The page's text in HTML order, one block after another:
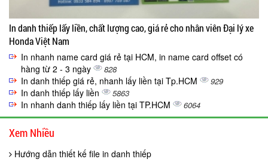
In danh thiếp lấy liền, chất lượng cao, giá rẻ cho nhân viên Đại lý xe
Honda Việt Nam
In nhanh name card giá rẻ tại HCM, in name card offset có
hàng từ 2 - 3 ngày
828
In danh thiếp giá rẻ, nhanh lấy liền tại Tp.HCM 929
In danh thiếp lấy liền 5863
In nhanh danh thiếp lấy liền tại TP.HCM 6064
Xem Nhiều
Hướng dẫn thiết kế file in danh thiếp